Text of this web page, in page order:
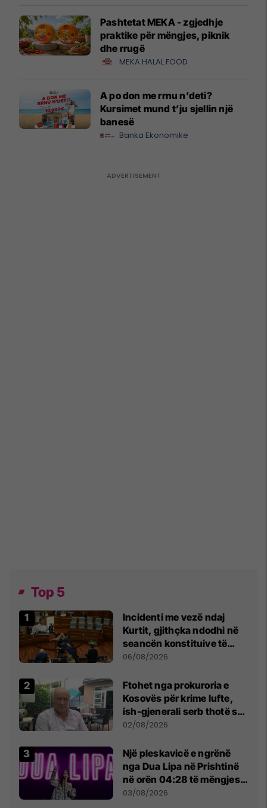
Pashtetat MEKA - zgjedhje
praktike për mëngjes, piknik
dhe rrugë
MEKA HALAL FOOD
A po don me rrnu n’deti?
Kursimet mund t’ju sjellin një
banesë
Banka Ekonomike
Top 5
Incidenti me vezë ndaj
Kurtit, gjithçka ndodhi në
seancën konstituive të
Kuvendit
06/08/2026
Ftohet nga prokuroria e
Kosovës për krime lufte,
ish-gjenerali serb thotë se
dikush e tradhtoi në
02/08/2026
Një pleskavicë e ngrënë
nga Dua Lipa në Prishtinë
në orën 04:28 të mëngjesit
- dhe bota digjitale serbe
03/08/2026